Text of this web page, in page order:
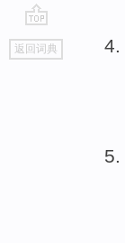
go
top
返回词典